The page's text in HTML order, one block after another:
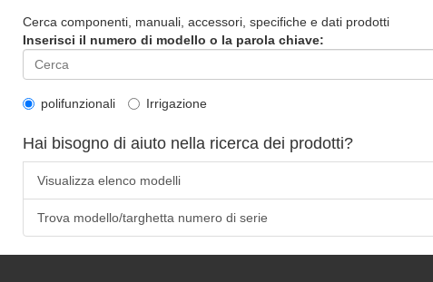
Cerca componenti, manuali, accessori, specifiche e dati prodotti
Inserisci il numero di modello o la parola chiave:
polifunzionali Irrigazione
Hai bisogno di aiuto nella ricerca dei prodotti?
Visualizza elenco modelli
Trova modello/targhetta numero di serie